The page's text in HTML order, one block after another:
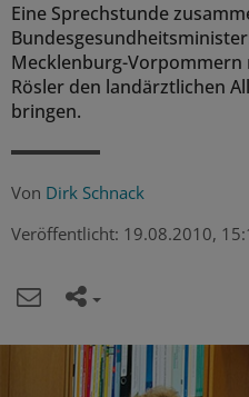
Eine Sprechstunde
Mecklenburg-Vorpommern
Rösler den landärztlichen
bringen.
Von Dirk Schnack
Veröffentlicht: 19.08.2010,